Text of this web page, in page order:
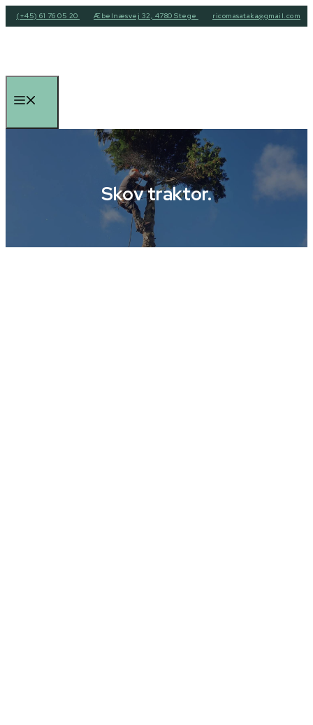
Hop
til
(+45) 61 76 05 20 Æbelnæsvej 32, 4780 Stege ricomasataka@gmail.com
Skov traktor.